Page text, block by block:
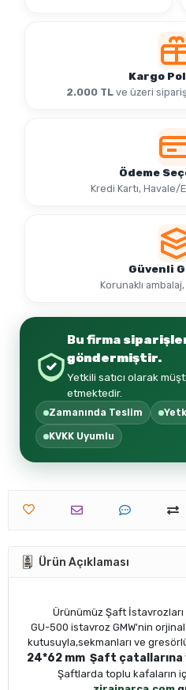
Kargo
2.000 TLve üzeri
Ödeme
Kredi Kartı, Havale/
Güvenli
Korunaklı
Bu firma
göndermiştir.
Yetkili satıcı olarak
etmektedir.
Zamanında Teslim
KVKK Uyumlu
Ürün Açıklaması
Ürünümüz Şaft
GU-500 istavroz GMW'nin
kutusuyla,sekmanları ve
24*62 mm Şaft çatallarına
Şaftlarda toplu kafaların